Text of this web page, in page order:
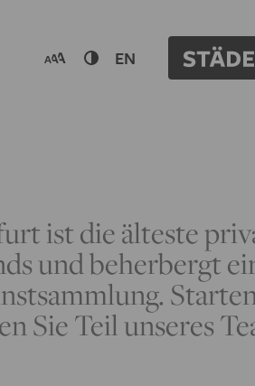
EN
ist die älteste
und beherbergt
Sie Teil unseres